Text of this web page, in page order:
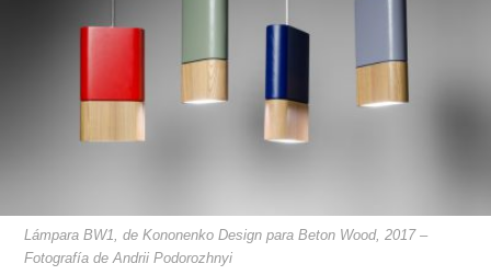
Lámpara BW1, de Kononenko Design para Beton Wood, 2017 –
Fotografía de Andrii Podorozhnyi